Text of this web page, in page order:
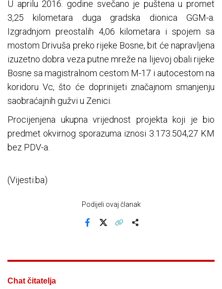
U aprilu 2016. godine svečano je puštena u promet
3,25 kilometara duga gradska dionica GGM-a.
Izgradnjom preostalih 4,06 kilometara i spojem sa
mostom Drivuša preko rijeke Bosne, bit će napravljena
izuzetno dobra veza putne mreže na lijevoj obali rijeke
Bosne sa magistralnom cestom M-17 i autocestom na
koridoru Vc, što će doprinijeti značajnom smanjenju
saobraćajnih gužvi u Zenici.
Procijenjena ukupna vrijednost projekta koji je bio
predmet okvirnog sporazuma iznosi 3.173.504,27 KM
bez PDV-a.
(Vijesti.ba)
Podijeli ovaj članak
Chat čitatelja